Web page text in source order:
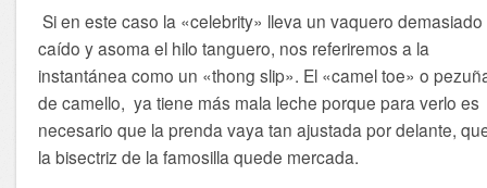
Si en este caso la «celebrity» lleva un vaquero demasiado
caído y asoma el hilo tanguero, nos referiremos a la
instantánea como un «thong slip». El «camel toe» o
de camello, ya tiene más mala leche porque para verlo es
necesario que la prenda vaya tan ajustada por delante,
la bisectriz de la famosilla quede mercada.